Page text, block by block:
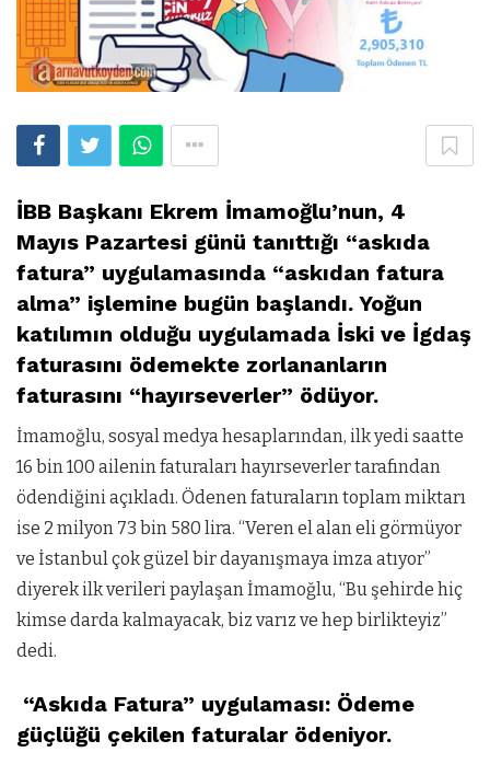
İBB Başkanı Ekrem İmamoğlu’nun, 4
Mayıs Pazartesi günü tanıttığı “askıda
fatura” uygulamasında “askıdan fatura
alma” işlemine bugün başlandı. Yoğun
katılımın olduğu uygulamada İski ve İgdaş
faturasını ödemekte zorlananların
faturasını “hayırseverler” ödüyor.
İmamoğlu, sosyal medya hesaplarından, ilk yedi saatte
16 bin 100 ailenin faturaları hayırseverler tarafından
ödendiğini açıkladı. Ödenen faturaların toplam miktarı
ise 2 milyon 73 bin 580 lira. “Veren el alan eli görmüyor
ve İstanbul çok güzel bir dayanışmaya imza atıyor”
diyerek ilk verileri paylaşan İmamoğlu, “Bu şehirde hiç
kimse darda kalmayacak, biz varız ve hep birlikteyiz”
dedi.
“Askıda Fatura” uygulaması: Ödeme
güçlüğü çekilen faturalar ödeniyor.